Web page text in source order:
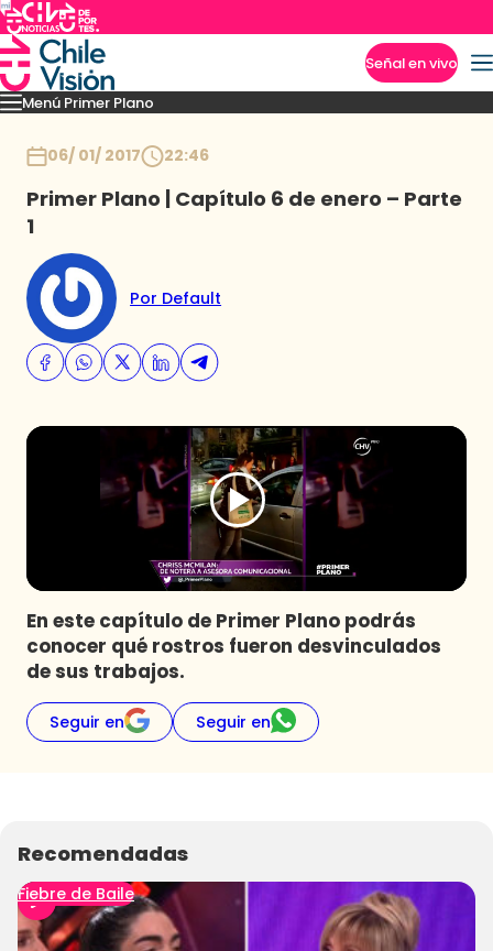
Señal en vivo
Menú Primer Plano
Capítulos Momentos Podcast Novedades
06/ 01/ 2017 22:46
Primer Plano | Capítulo 6 de enero – Parte
1
Por Default
En este capítulo de Primer Plano podrás
conocer qué rostros fueron desvinculados
de sus trabajos.
Seguir en Seguir en
Recomendadas
Fiebre de Baile
Imperdibles
Programas
Club De La Comedia
Contigo en Directo
Plan Perfecto
El Tiempo
Sabingo
Todos Los Programas